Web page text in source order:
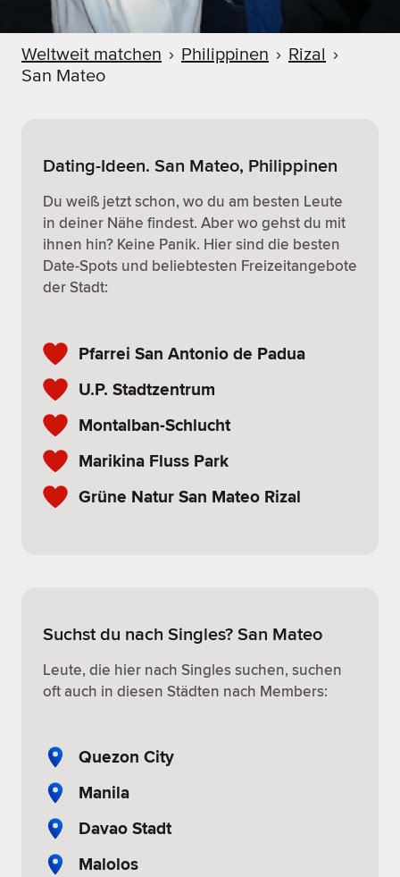
Weltweit matchen › Philippinen › Rizal
›
San Mateo
Dating-Ideen. San Mateo, Philippinen
Du weiß jetzt schon, wo du am besten Leute
in deiner Nähe findest. Aber wo gehst du mit
ihnen hin? Keine Panik. Hier sind die besten
Date-Spots und beliebtesten Freizeitangebote
der Stadt:
Pfarrei San Antonio de Padua
U.P. Stadtzentrum
Montalban-Schlucht
Marikina Fluss Park
Grüne Natur San Mateo Rizal
Suchst du nach Singles? San Mateo
Leute, die hier nach Singles suchen, suchen
oft auch in diesen Städten nach Members:
Quezon City
Manila
Davao Stadt
Malolos